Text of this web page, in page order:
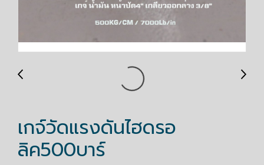
เกจ์วัดแรงดันไฮดรอ
ลิค500บาร์